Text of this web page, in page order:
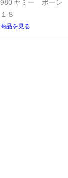
980 ヤミー ボー
１８
商品を見る